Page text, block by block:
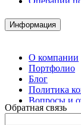
Информация
О компании
Портфолио
Блог
Политика
Вопросы и
Контакты
Обратная связь